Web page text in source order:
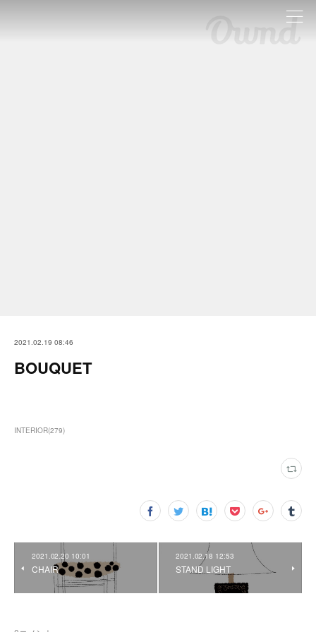
2021.02.19 08:46
BOUQUET
INTERIOR(279)
2021.02.20 10:01
CHAIR
2021.02.18 12:53
STAND LIGHT